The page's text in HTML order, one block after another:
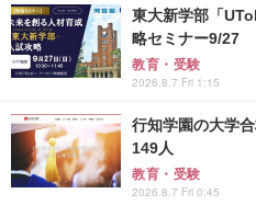
東大新学部「
略セミナー9/27
教育・受験
2026.8.7 Fri 1:15
行知学園の大学
149人
教育・受験
2026.8.7 Fri 0:45